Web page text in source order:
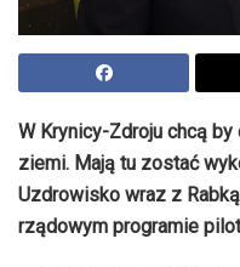
W Krynicy-Zdroju chcą
ziemi. Mają tu zostać
Uzdrowisko wraz z
rządowym programie